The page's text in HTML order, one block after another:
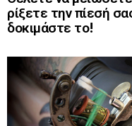
ρίξετε την πίεσή
δοκιμάστε το!